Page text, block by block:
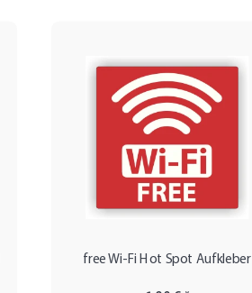
free Wi-Fi Hot Spot Aufkleber